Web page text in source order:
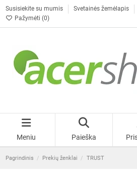
Susisiekite su mumis Svetainės žemėlapis
Pažymėti (0)
Meniu Paieška
Pagrindinis Prekių ženklai TRUST